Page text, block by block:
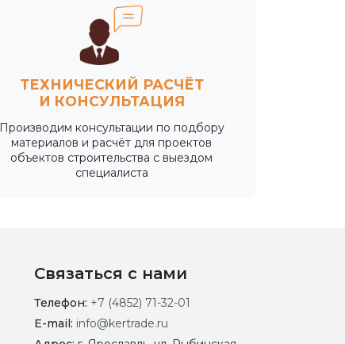
ТЕХНИЧЕСКИЙ РАСЧЁТ
И КОНСУЛЬТАЦИЯ
Производим консультации по подбору
материалов и расчёт для проектов
объектов строительства с выездом
специалиста
Связаться с нами
Телефон: +7 (4852) 71-32-01
E-mail: info@kertrade.ru